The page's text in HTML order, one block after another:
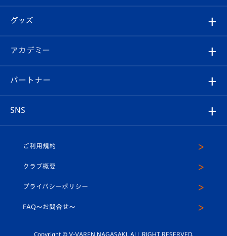
チケット
イベント
メディア
ホームタウン
エンブレム紹介
スタッフプロフィール
マスコット紹介
平和祈念活動
ホームタウン活動
はじめての観戦ガイド
Revive Team
ヴィヴィくんの長崎おもてなしガイド
フォトギャラリー
スタジアムグルメ
チケット
V-LOVERS（ファンクラブ）
プレイヤーズスイート
グッズ
オンラインショップ
店舗情報
アカデミー
育成からのお知らせ
U-18
スクール
パートナー
SNS
ヴィヴィくんインスタグラム
公式LINE＠
ご利用規約
クラブ概要
プライバシーポリシー
FAQ〜お問合せ〜
Copyright © V-VAREN NAGASAKI. ALL RIGHT RESERVED.